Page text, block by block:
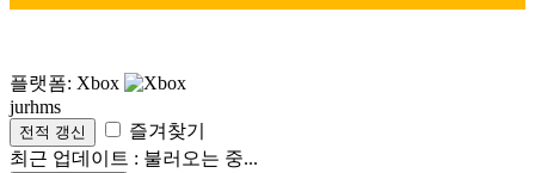
플랫폼: Xbox
jurhms
전적 갱신
즐겨찾기
최근 업데이트 : 불러오는 중...